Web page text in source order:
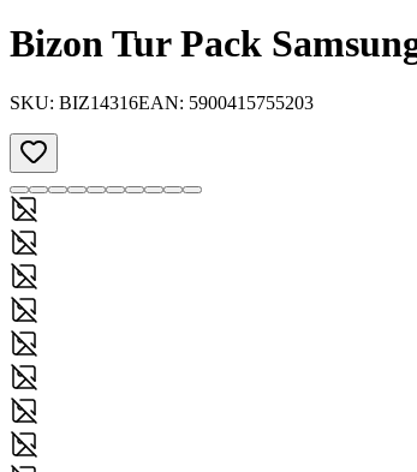
Bizon Tur Pack
SKU: BIZ14316EAN: 5900415755203